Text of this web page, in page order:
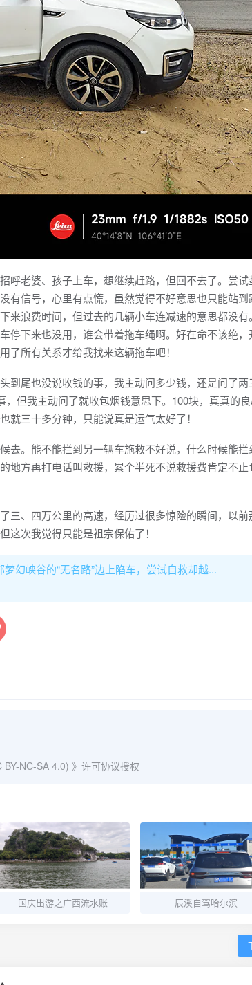
老婆、孩子上车，想继续赶路，但回不去了。尝试
有信号，心里有点慌，虽然觉得不好意思也只能站到
来浪费时间，但过去的几辆小车连减速的意思都没有
停下来也没用，谁会带着拖车绳啊。好在命不该绝，
所有关系才给我找来这辆拖车吧！
尾也没说收钱的事，我主动问多少钱，还是问了两
但我主动问了就收包烟钱意思下。100块，真真的
三十多分钟，只能说真是运气太好了！
。能不能拦到另一辆车施救不好说，什么时候能拦
地方再打电话叫救援，累个半死不说救援费肯定不止
、四万公里的高速，经历过很多惊险的瞬间，以前
次我觉得只能是祖宗保佑了！
幻峡谷的“无名路”边上陷车，尝试自救却越...
NC-SA 4.0) 》许可协议授权
国庆出游之广西流水账 辰溪自驾哈尔滨